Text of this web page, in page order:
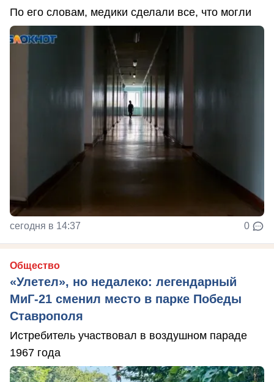
По его словам, медики сделали все, что могли
сегодня в 14:37 0
Общество
«Улетел», но недалеко: легендарный
МиГ-21 сменил место в парке Победы
Ставрополя
Истребитель участвовал в воздушном параде
1967 года